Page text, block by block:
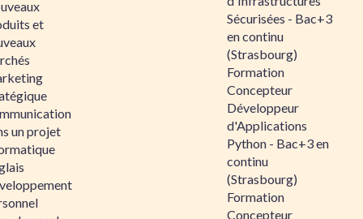
et
un projet
Sécurisées - Bac+3
en continu
(Strasbourg)
Formation
Concepteur
Développeur
d'Applications
Python - Bac+3 en
continu
(Strasbourg)
Formation
Concepteur